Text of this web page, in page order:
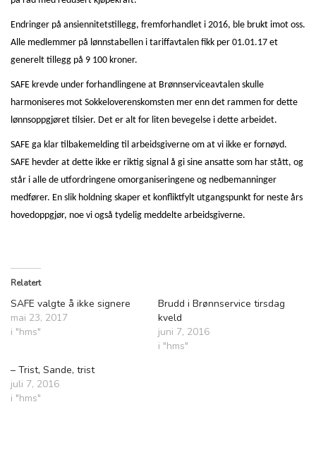
Endringer på ansiennitetstillegg, fremforhandlet i 2016, ble brukt imot oss.
Alle medlemmer på lønnstabellen i tariffavtalen fikk per 01.01.17 et
generelt tillegg på 9 100 kroner.
SAFE krevde under forhandlingene at Brønnserviceavtalen skulle
harmoniseres mot Sokkeloverenskomsten mer enn det rammen for dette
lønnsoppgjøret tilsier. Det er alt for liten bevegelse i dette arbeidet.
SAFE ga klar tilbakemelding til arbeidsgiverne om at vi ikke er fornøyd.
SAFE hevder at dette ikke er riktig signal å gi sine ansatte som har stått, og
står i alle de utfordringene omorganiseringene og nedbemanninger
medfører. En slik holdning skaper et konfliktfylt utgangspunkt for neste års
hovedoppgjør, noe vi også tydelig meddelte arbeidsgiverne.
Relatert
SAFE valgte å ikke signere
mai 23, 2017
i "hms"
Brudd i Brønnservice tirsdag
kveld
juni 7, 2016
i "hms"
– Trist, Sande, trist
juli 7, 2016
i "hms"